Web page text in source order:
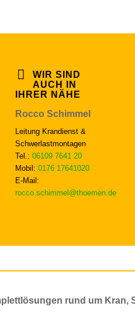
WIR SIND
AUCH IN
IHRER NÄHE
Rocco Schimmel
Leitung Krandienst &
Schwerlastmontagen
Tel.: 06109 7641 20
Mobil: 0176 17641020
E-Mail:
rocco.schimmel@thoemen.de
rund um Kran,